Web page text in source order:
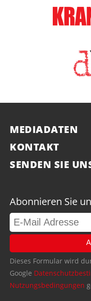
MEDIADATEN
KONTAKT
SENDEN SIE
Abonnieren Sie
Dieses Formular wird
Google
Nutzungsbedingungen